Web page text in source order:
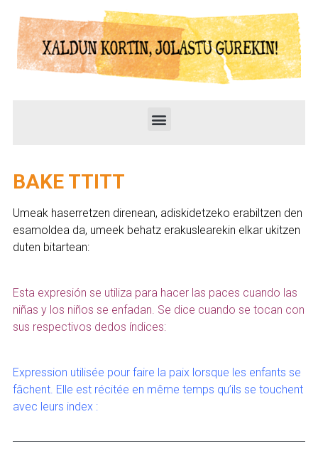
BAKE TTITT
Umeak haserretzen direnean, adiskidetzeko erabiltzen den
esamoldea da, umeek behatz erakuslearekin elkar ukitzen
duten bitartean:
Esta expresión se utiliza para hacer las paces cuando las
niñas y los niños se enfadan. Se dice cuando se tocan con
sus respectivos dedos índices:
Expression utilisée pour faire la paix lorsque les enfants se
fâchent. Elle est récitée en même temps qu’ils se touchent
avec leurs index :